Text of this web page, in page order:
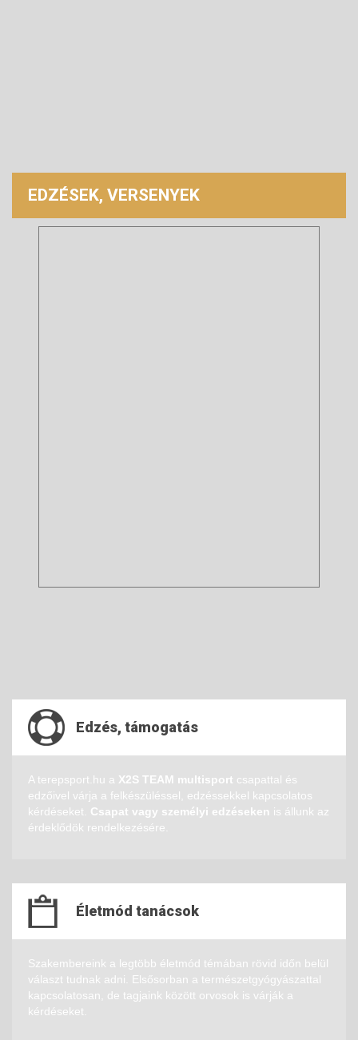
EDZÉSEK, VERSENYEK
Edzés, támogatás
A terepsport.hu a X2S TEAM multisport csapattal és
edzőivel várja a felkészüléssel, edzéssekkel kapcsolatos
kérdéseket. Csapat vagy személyi edzéseken is állunk az
érdeklődök rendelkezésére.
Életmód tanácsok
Szakembereink a legtöbb életmód témában rövid időn belül
választ tudnak adni. Elsősorban a természetgyógyászattal
kapcsolatosan, de tagjaink között orvosok is várják a
kérdéseket.